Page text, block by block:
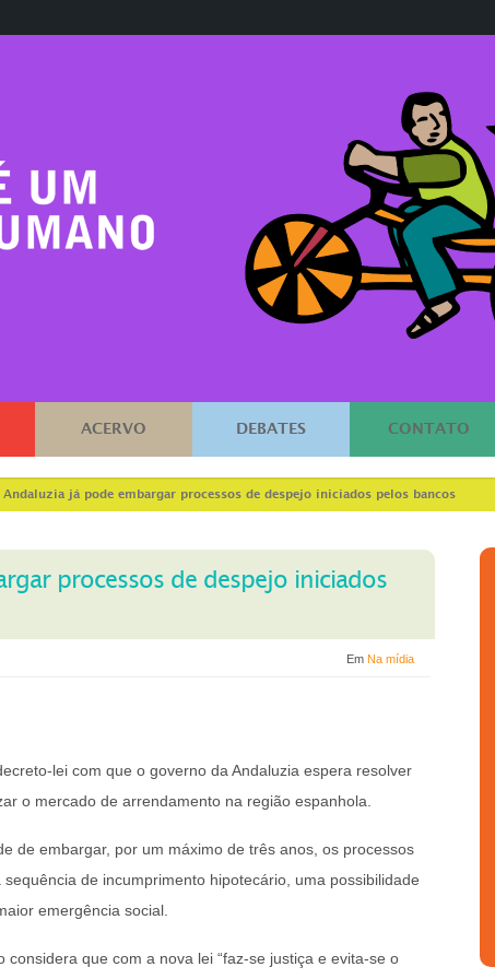
ACERVO DEBATES CONTATO
Andaluzia já pode embargar processos de despejo iniciados pelos bancos
processos de despejo iniciados
Em Na mídia
lei com que o governo da Andaluzia espera resolver
o mercado de arrendamento na região espanhola.
de embargar, por um máximo de três anos, os processos
de incumprimento hipotecário, uma possibilidade
emergência social.
considera que com a nova lei “faz-se justiça e evita-se o